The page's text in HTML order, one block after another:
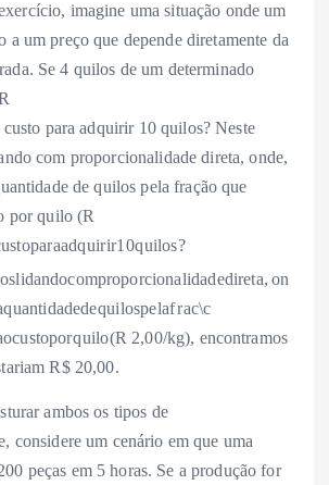
imagine uma situação onde um
a um preço que depende diretamente da
Se 4 quilos de um determinado
para adquirir 10 quilos? Neste
com proporcionalidade direta, onde,
de quilos pela fração que
por quilo (R
ustoparaadquirir10quilos?
oslidandocomproporcionalidadedireta, on
quantidadedequilospelafrac\c
ocustoporquilo(R 2,00/kg), encontramos
R$ 20,00.
ambos os tipos de
considere um cenário em que uma
peças em 5 horas. Se a produção for